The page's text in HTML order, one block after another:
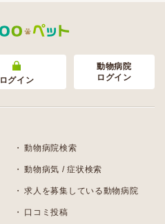
ログイン
動物病院
ログイン
動物病院検索
動物病気 / 症状検索
求人を募集している動物病院
口コミ投稿